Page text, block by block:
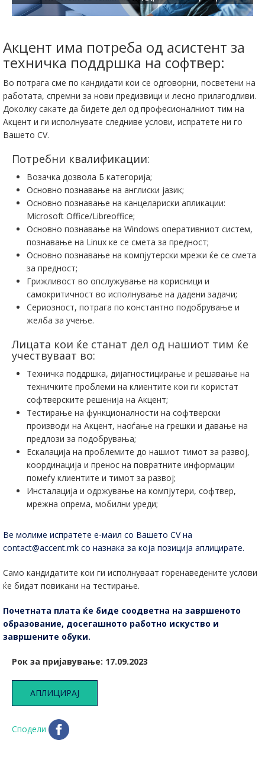
Акцент има потреба од асистент за
техничка поддршка на софтвер:
Во потрага сме по кандидати кои се одговорни, посветени на
работата, спремни за нови предизвици и лесно прилагодливи.
Доколку сакате да бидете дел од професионалниот тим на
Акцент и ги исполнувaте следниве услови, испратeте ни го
Вашето CV.
Потребни квалификации:
Возачка дозвола Б категорија;
Основно познавање на англиски јазик;
Основно познавање на канцелариски апликации:
Microsoft Office/Libreoffice;
Основно познавање на Windows оперативниот систем,
познавање на Linux ке се смета за предност;
Основно познавање на компјутерски мрежи ќе се смета
за предност;
Грижливост во опслужување на корисници и
самокритичност во исполнување на дадени задачи;
Сериозност, потрага по константно подобрување и
желба за учење.
Лицата кои ќе станат дел од нашиот тим ќе
учествуваат во:
Техничка поддршка, дијагностицирање и решавање на
техничките проблеми на клиентите кои ги користат
софтверските решенија на Акцент;
Тестирање на функционалности на софтверски
производи на Акцент, наоѓање на грешки и давање на
предлози за подобрувања;
Ескалација на проблемите до нашиот тимот за развој,
координација и пренос на повратните информации
помеѓу клиентите и тимот за развој;
Инсталација и одржување на компјутери, софтвер,
мрежна опрема, мобилни уреди;
Ве молиме испратете е-маил со Вашето CV на
contact@accent.mk со назнака за која позиција аплицирате.
Само кандидатите кои ги исполнуваат горенаведените услови
ќе бидат повикани на тестирање.
Почетната плата ќе биде соодветна на завршеното
образование, досегашното работно искуство и
завршените обуки.
Рок за пријавување: 17.09.2023
АПЛИЦИРАЈ
Сподели